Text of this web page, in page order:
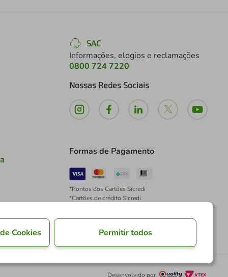
SAC
Informações, elogios e reclamações
0800 724 7220
Nossas Redes Sociais
Formas de Pagamento
*Pontos dos Cartões Sicredi
*Cartões de crédito Sicredi
Desenvolvido por
Cookies Permitir todos